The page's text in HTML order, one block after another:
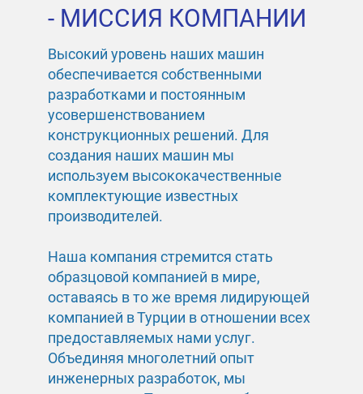
- МИССИЯ КОМПАНИИ
Высокий уровень наших машин
обеспечивается собственными
разработками и постоянным
усовершенствованием
конструкционных решений. Для
создания наших машин мы
используем высококачественные
комплектующие известных
производителей.
Наша компания стремится стать
образцовой компанией в мире,
оставаясь в то же время лидирующей
компанией в Турции в отношении всех
предоставляемых нами услуг.
Объединяя многолетний опыт
инженерных разработок, мы